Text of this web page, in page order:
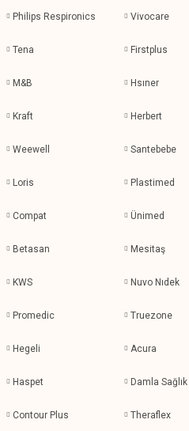
Philips Respironics Vivocare
Tena Firstplus
M&B Hsıner
Kraft Herbert
Weewell Santebebe
Loris Plastimed
Compat Ünimed
Betasan Mesitaş
KWS Nuvo Nıdek
Promedic Truezone
Hegeli Acura
Haspet Damla Sağlık
Contour Plus Theraflex